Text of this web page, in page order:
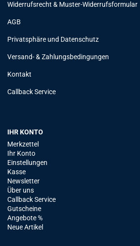
Widerrufsrecht & Muster-Widerrufsformular
AGB
Privatsphäre und Datenschutz
Versand- & Zahlungsbedingungen
Kontakt
Callback Service
IHR KONTO
Merkzettel
Ihr Konto
Einstellungen
Kasse
Newsletter
Über uns
Callback Service
Gutscheine
Angebote %
Neue Artikel